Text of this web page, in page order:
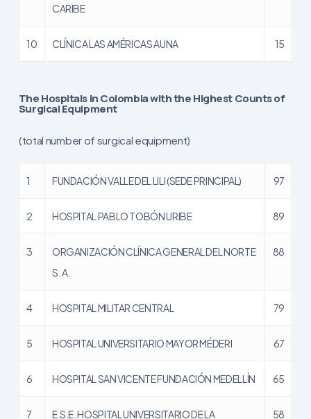
CARIBE
10 CLÍNICA LAS AMÉRICAS AUNA 15
The Hospitals in Colombia with the Highest Counts of
Surgical Equipment
(total number of surgical equipment)
1 FUNDACIÓN VALLE DEL LILI (SEDE PRINCIPAL) 97
2 HOSPITAL PABLO TOBÓN URIBE 89
3
ORGANIZACIÓN CLÍNICA GENERAL DEL NORTE
S. A.
88
4 HOSPITAL MILITAR CENTRAL 79
5 HOSPITAL UNIVERSITARIO MAYOR MÉDERI 67
6 HOSPITAL SAN VICENTE FUNDACIÓN MEDELLÍN 65
7 E.S.E. HOSPITAL UNIVERSITARIO DE LA 58